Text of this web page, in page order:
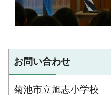
お問い合わせ
菊池市立旭志小学校